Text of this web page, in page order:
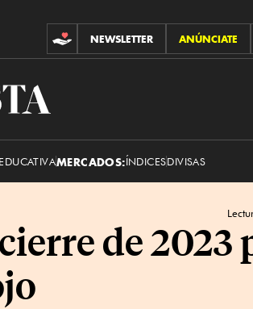
CONTRIBUCIONES
NEWSLETTER ANÚNCIATE
MERCADOS:ÍNDICESDIVISAS
de 2023